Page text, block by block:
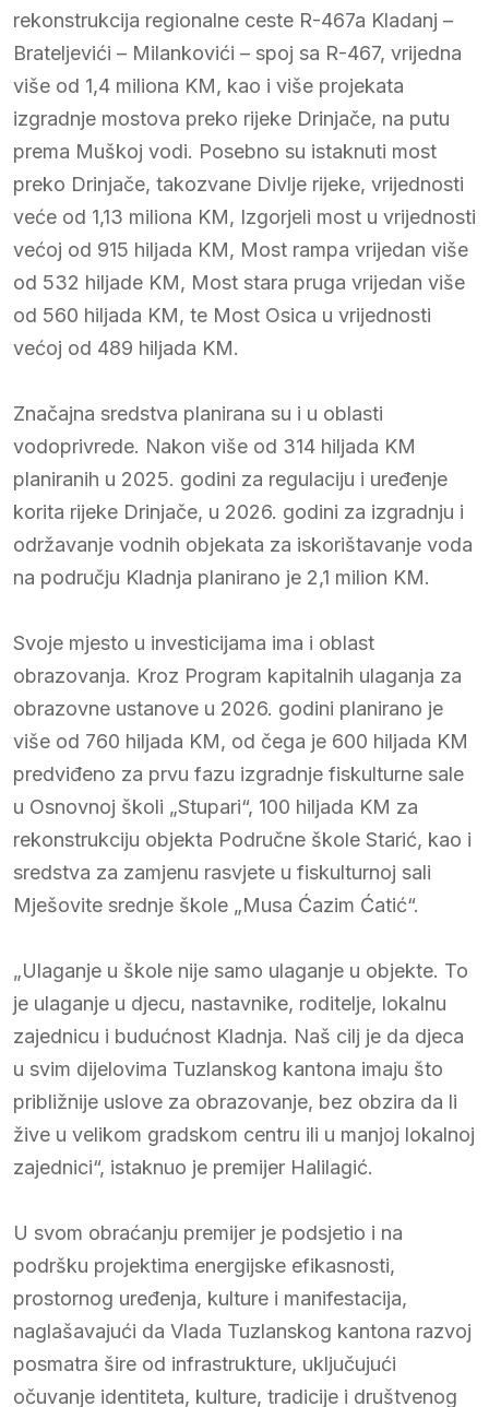
rekonstrukcija regionalne ceste R-467a Kladanj –
Brateljevići – Milankovići – spoj sa R-467, vrijedna
više od 1,4 miliona KM, kao i više projekata
izgradnje mostova preko rijeke Drinjače, na putu
prema Muškoj vodi. Posebno su istaknuti most
preko Drinjače, takozvane Divlje rijeke, vrijednosti
veće od 1,13 miliona KM, Izgorjeli most u vrijednosti
većoj od 915 hiljada KM, Most rampa vrijedan više
od 532 hiljade KM, Most stara pruga vrijedan više
od 560 hiljada KM, te Most Osica u vrijednosti
većoj od 489 hiljada KM.
Značajna sredstva planirana su i u oblasti
vodoprivrede. Nakon više od 314 hiljada KM
planiranih u 2025. godini za regulaciju i uređenje
korita rijeke Drinjače, u 2026. godini za izgradnju i
održavanje vodnih objekata za iskorištavanje voda
na području Kladnja planirano je 2,1 milion KM.
Svoje mjesto u investicijama ima i oblast
obrazovanja. Kroz Program kapitalnih ulaganja za
obrazovne ustanove u 2026. godini planirano je
više od 760 hiljada KM, od čega je 600 hiljada KM
predviđeno za prvu fazu izgradnje fiskulturne sale
u Osnovnoj školi „Stupari“, 100 hiljada KM za
rekonstrukciju objekta Područne škole Starić, kao i
sredstva za zamjenu rasvjete u fiskulturnoj sali
Mješovite srednje škole „Musa Ćazim Ćatić“.
„Ulaganje u škole nije samo ulaganje u objekte. To
je ulaganje u djecu, nastavnike, roditelje, lokalnu
zajednicu i budućnost Kladnja. Naš cilj je da djeca
u svim dijelovima Tuzlanskog kantona imaju što
približnije uslove za obrazovanje, bez obzira da li
žive u velikom gradskom centru ili u manjoj lokalnoj
zajednici“, istaknuo je premijer Halilagić.
U svom obraćanju premijer je podsjetio i na
podršku projektima energijske efikasnosti,
prostornog uređenja, kulture i manifestacija,
naglašavajući da Vlada Tuzlanskog kantona razvoj
posmatra šire od infrastrukture, uključujući
očuvanje identiteta, kulture, tradicije i društvenog